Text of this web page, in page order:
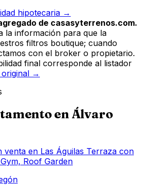
hipotecaria →
de casasyterrenos.com.
la información para que la
filtros boutique; cuando
con el broker o propietario.
final corresponde al listador
original →
en Álvaro